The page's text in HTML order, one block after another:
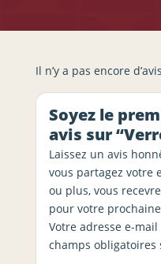
Il n’y a pas encore
Soyez le
avis sur
Laissez un avis
vous partagez votre
ou plus, vous
pour votre
Votre adresse e-
champs obligatoires